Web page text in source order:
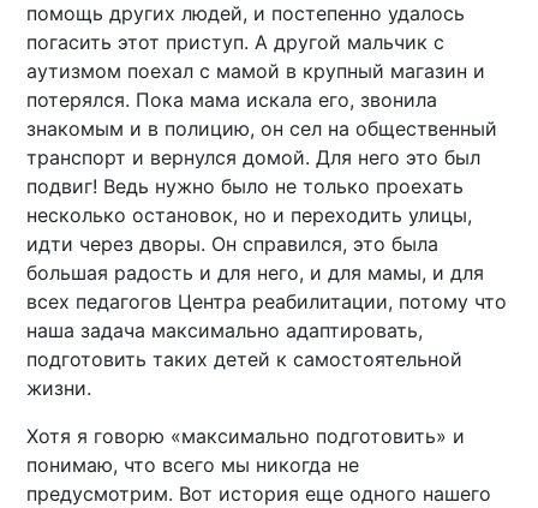
помощь других людей, и постепенно удалось
погасить этот приступ. А другой мальчик с
аутизмом поехал с мамой в крупный магазин и
потерялся. Пока мама искала его, звонила
знакомым и в полицию, он сел на общественный
транспорт и вернулся домой. Для него это был
подвиг! Ведь нужно было не только проехать
несколько остановок, но и переходить улицы,
идти через дворы. Он справился, это была
большая радость и для него, и для мамы, и для
всех педагогов Центра реабилитации, потому что
наша задача максимально адаптировать,
подготовить таких детей к самостоятельной
жизни.
Хотя я говорю «максимально подготовить» и
понимаю, что всего мы никогда не
предусмотрим. Вот история еще одного нашего